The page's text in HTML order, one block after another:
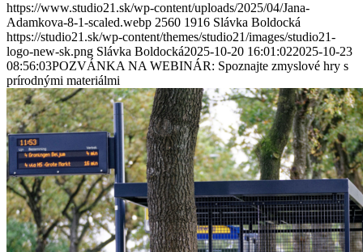
https://www.studio21.sk/wp-content/uploads/2025/04/Jana-
Adamkova-8-1-scaled.webp 2560 1916 Slávka Boldocká
https://studio21.sk/wp-content/themes/studio21/images/studio21-
logo-new-sk.png Slávka Boldocká2025-10-20 16:01:022025-10-23
08:56:03POZVÁNKA NA WEBINÁR: Spoznajte zmyslové hry s
prírodnými materiálmi